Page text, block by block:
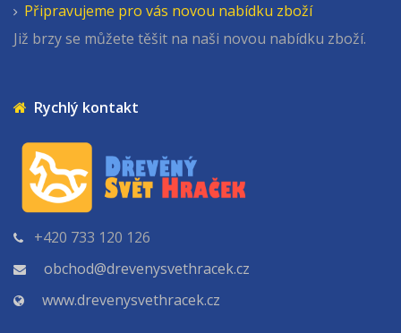
Připravujeme pro vás novou nabídku zboží
Již brzy se můžete těšit na naši novou nabídku zboží.
Rychlý kontakt
+420 733 120 126
obchod@drevenysvethracek.cz
www.drevenysvethracek.cz